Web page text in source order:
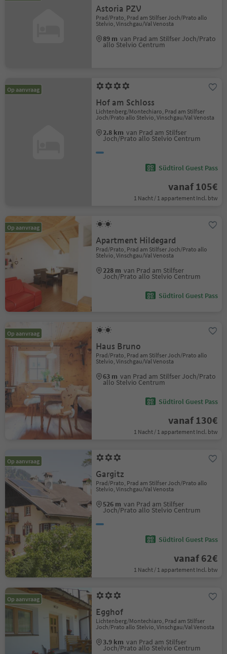
Astoria PZV
Prad/Prato, Prad am Stilfser Joch/Prato allo
Stelvio, Vinschgau/Val Venosta
89 m van Prad am Stilfser Joch/Prato
allo Stelvio Centrum
Op aanvraag
Hof am Schloss
Lichtenberg/Montechiaro, Prad am Stilfser
Joch/Prato allo Stelvio, Vinschgau/Val Venosta
2.8 km van Prad am Stilfser
Joch/Prato allo Stelvio Centrum
Südtirol Guest Pass
vanaf 105€
1 Nacht / 1 appartement Incl. btw
Op aanvraag
Apartment Hildegard
Prad/Prato, Prad am Stilfser Joch/Prato allo
Stelvio, Vinschgau/Val Venosta
228 m van Prad am Stilfser
Joch/Prato allo Stelvio Centrum
Südtirol Guest Pass
Op aanvraag
Haus Bruno
Prad/Prato, Prad am Stilfser Joch/Prato allo
Stelvio, Vinschgau/Val Venosta
63 m van Prad am Stilfser Joch/Prato
allo Stelvio Centrum
Südtirol Guest Pass
vanaf 130€
1 Nacht / 1 appartement Incl. btw
Op aanvraag
Gargitz
Prad/Prato, Prad am Stilfser Joch/Prato allo
Stelvio, Vinschgau/Val Venosta
526 m van Prad am Stilfser
Joch/Prato allo Stelvio Centrum
Südtirol Guest Pass
vanaf 62€
1 Nacht / 1 appartement Incl. btw
Op aanvraag
Egghof
Lichtenberg/Montechiaro, Prad am Stilfser
Joch/Prato allo Stelvio, Vinschgau/Val Venosta
3.9 km van Prad am Stilfser
Joch/Prato allo Stelvio Centrum